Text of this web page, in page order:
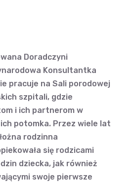
Doradczyni
Konsultantka
pracuje na Sali porodowej
szpitali, gdzie
i ich partnerom w
potomka. Przez wiele lat
rodzinna
się rodzicami
dziecka, jak również
swoje pierwsze